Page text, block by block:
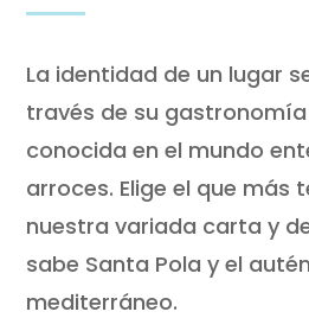
La identidad de un lugar
través de su gastronomía
conocida en el mundo
arroces. Elige el que más
nuestra variada carta y
sabe Santa Pola y el
mediterráneo.